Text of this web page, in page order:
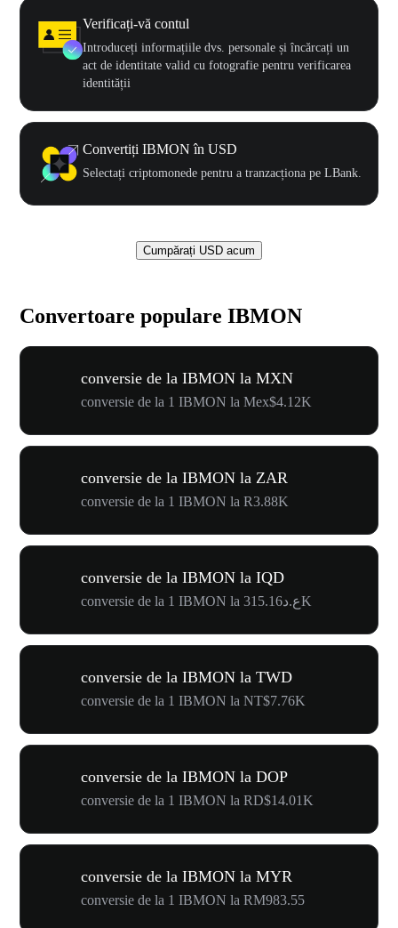
Verificați-vă contul
Introduceți informațiile dvs. personale și încărcați un
act de identitate valid cu fotografie pentru verificarea
identității
Convertiți IBMON în USD
Selectați criptomonede pentru a tranzacționa pe LBank.
Cumpărați USD acum
Convertoare populare IBMON
conversie de la IBMON la MXN
conversie de la 1 IBMON la Mex$4.12K
conversie de la IBMON la ZAR
conversie de la 1 IBMON la R3.88K
conversie de la IBMON la IQD
conversie de la 1 IBMON la ع.د315.16K
conversie de la IBMON la TWD
conversie de la 1 IBMON la NT$7.76K
conversie de la IBMON la DOP
conversie de la 1 IBMON la RD$14.01K
conversie de la IBMON la MYR
conversie de la 1 IBMON la RM983.55